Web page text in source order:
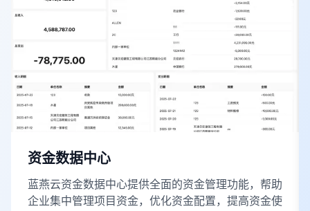
资金数据中心
蓝燕云资金数据中心提供全面的资金管理功能，帮助
企业集中管理项目资金，优化资金配置，提高资金使